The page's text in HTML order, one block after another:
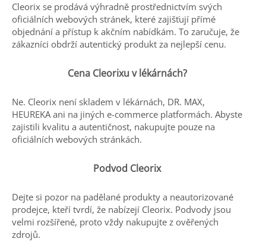
Cleorix se prodává výhradně prostřednictvím svých
oficiálních webových stránek, které zajišťují přímé
objednání a přístup k akčním nabídkám. To zaručuje, že
zákazníci obdrží autentický produkt za nejlepší cenu.
Cena Cleorixu v lékárnách?
Ne. Cleorix není skladem v lékárnách, DR. MAX,
HEUREKA ani na jiných e-commerce platformách. Abyste
zajistili kvalitu a autentičnost, nakupujte pouze na
oficiálních webových stránkách.
Podvod Cleorix
Dejte si pozor na padělané produkty a neautorizované
prodejce, kteří tvrdí, že nabízejí Cleorix. Podvody jsou
velmi rozšířené, proto vždy nakupujte z ověřených
zdrojů.